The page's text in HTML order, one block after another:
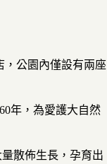
，公園內僅設有兩座
年，為愛護大自然
散佈生長，孕育出